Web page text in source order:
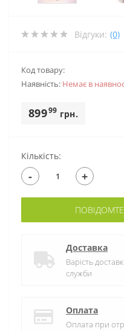
Відгуки: (0)
Код товару:
Наявність: Немає в
89999 грн.
Кількість:
- +
Доставка
Варість
служби
Оплата
Оплата при